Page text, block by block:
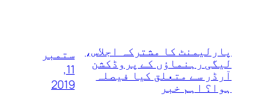
پارلیمنٹ کا مشترکہ اجلاس،
لیگی رہنماؤں کے پروڈکشن
آرڈر سے متعلق کیا فیصلہ
ہوا؟ اہم خبر
ستمبر
11,
2019